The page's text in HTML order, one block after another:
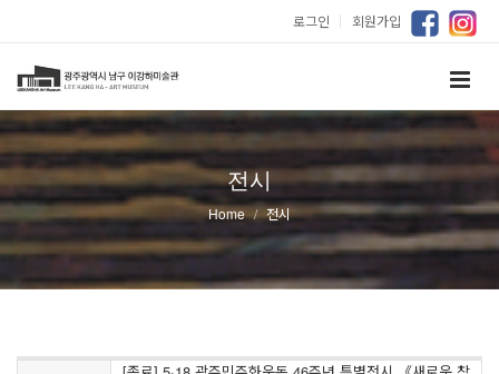
로그인 ｜ 회원가입
전시
Home 전시